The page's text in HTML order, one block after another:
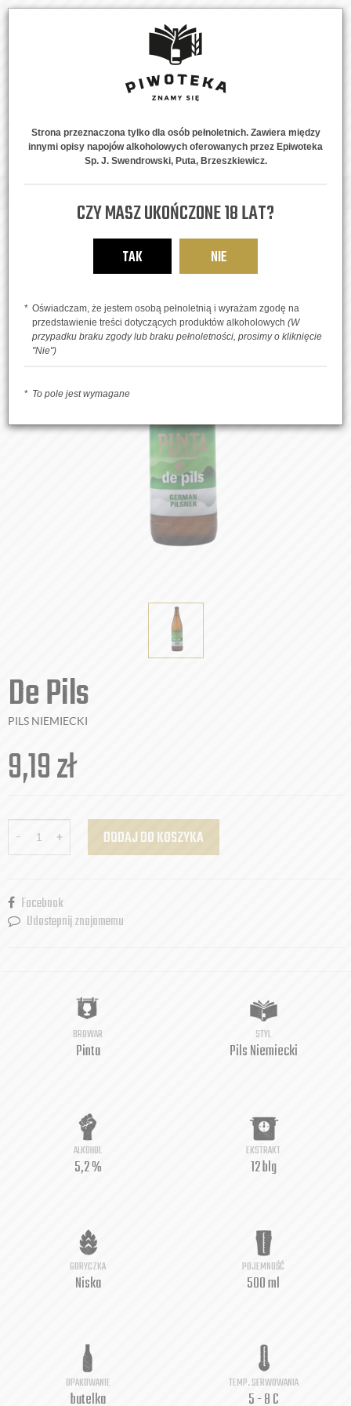
MENU 0
De Pils
PILS NIEMIECKI
9,19zł
- + DODAJ DO KOSZYKA
Facebook
Udostepnij znajomemu
BROWAR
Pinta
STYL
Pils Niemiecki
ALKOHOL
5,2 %
EKSTRAKT
12 blg
GORYCZKA
Niska
POJEMNOŚĆ
500 ml
OPAKOWANIE
butelka
TEMP. SERWOWANIA
5 - 8 C
Strona przeznaczona tylko dla osób pełnoletnich. Zawiera między
innymi opisy napojów alkoholowych oferowanych przez Epiwoteka
Sp. J. Swendrowski, Puta, Brzeszkiewicz.
CZY MASZ UKOŃCZONE 18 LAT?
TAK NIE
Oświadczam, że jestem osobą pełnoletnią i wyrażam zgodę na
przedstawienie treści dotyczących produktów alkoholowych (W
przypadku braku zgody lub braku pełnoletności, prosimy o kliknięcie
"Nie")
To pole jest wymagane